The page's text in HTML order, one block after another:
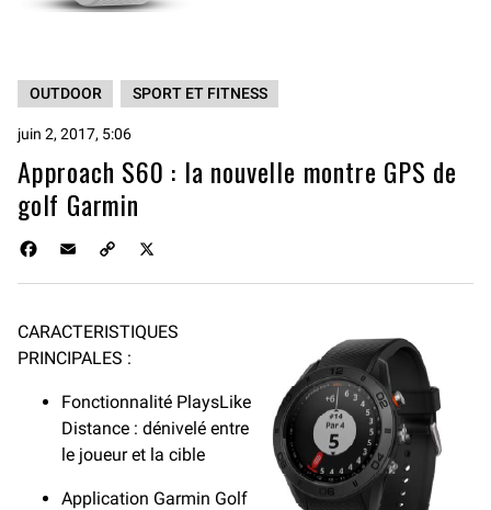
OUTDOOR SPORT ET FITNESS
juin 2, 2017, 5:06
Approach S60 : la nouvelle montre GPS de
golf Garmin
b
o
k
L
i
k
CARACTERISTIQUES
PRINCIPALES :
Fonctionnalité PlaysLike
Distance : dénivelé entre
le joueur et la cible
Application Garmin Golf